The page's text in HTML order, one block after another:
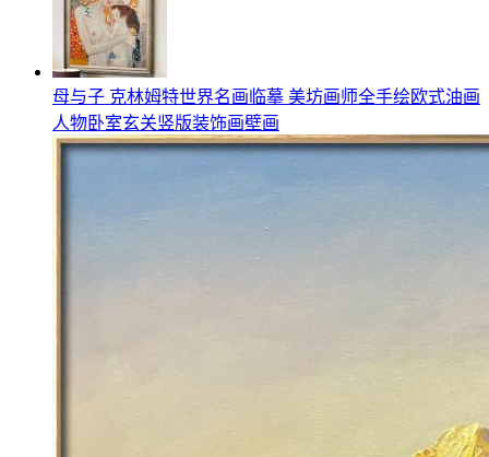
母与子 克林姆特世界名画临摹 美坊画师全手绘欧式油画
人物卧室玄关竖版装饰画壁画